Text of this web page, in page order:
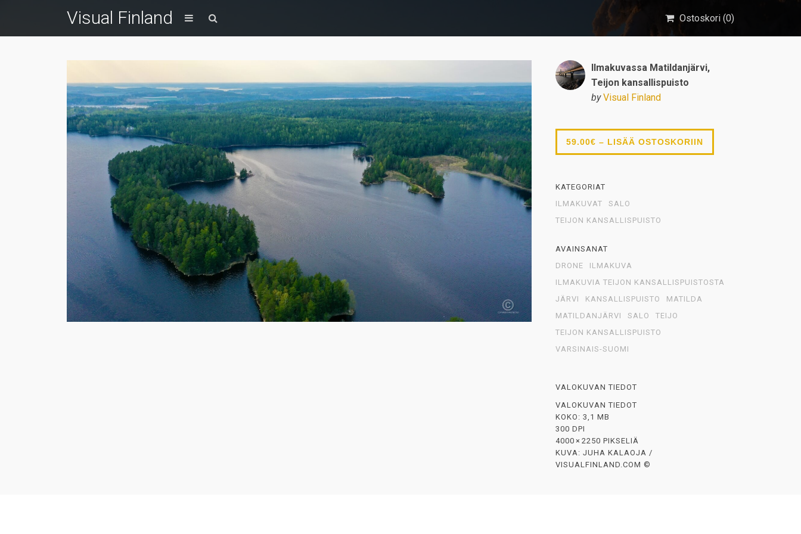
Visual Finland Ostoskori (0)
Ilmakuvassa Matildanjärvi,
Teijon kansallispuisto
by Visual Finland
59.00€ – LISÄÄ OSTOSKORIIN
KATEGORIAT
ILMAKUVAT
SALO
TEIJON KANSALLISPUISTO
AVAINSANAT
DRONE
ILMAKUVA
ILMAKUVIA TEIJON KANSALLISPUISTOSTA
JÄRVI
KANSALLISPUISTO
MATILDA
MATILDANJÄRVI
SALO
TEIJO
TEIJON KANSALLISPUISTO
VARSINAIS-SUOMI
VALOKUVAN TIEDOT
VALOKUVAN TIEDOT
KOKO: 3,1 MB
300 DPI
4000 × 2250 PIKSELIÄ
KUVA: JUHA KALAOJA /
VISUALFINLAND.COM ©